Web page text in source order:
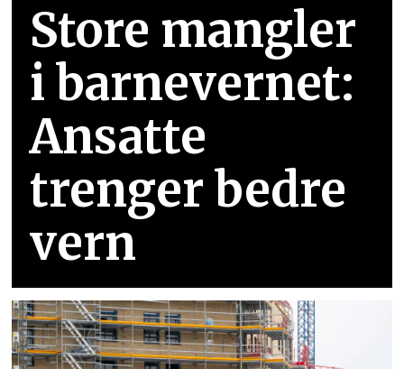
Store mangler
i barnevernet:
Ansatte
trenger bedre
vern